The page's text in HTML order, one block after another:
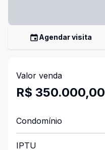
Agendar visita
Valor venda
R$ 350.000,00
Condomínio
IPTU